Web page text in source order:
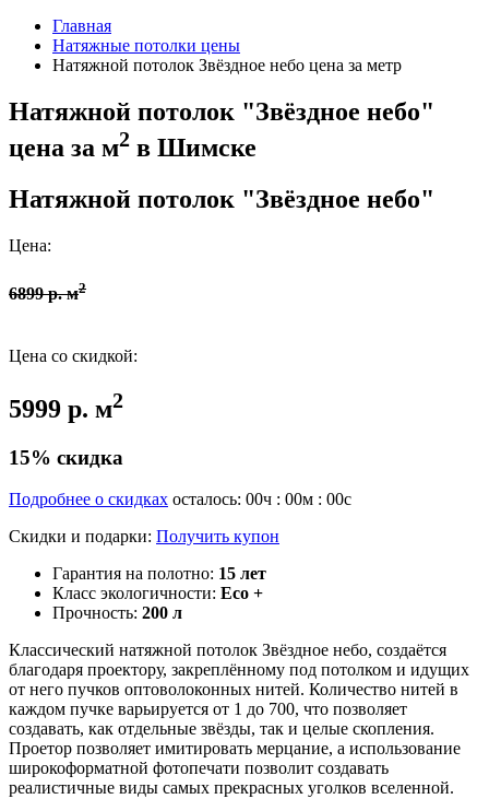
Главная
Натяжные потолки цены
Натяжной потолок Звёздное небо цена за метр
Натяжной потолок "Звёздное небо"
цена за м2 в Шимске
Натяжной потолок "Звёздное небо"
Цена:
6899 р. м2
Цена со скидкой:
5999 р. м2
15% скидка
Подробнее о скидках осталось: 00ч : 00м : 00с
Скидки и подарки: Получить купон
Гарантия на полотно: 15 лет
Класс экологичности: Eco +
Прочность: 200 л
Классический натяжной потолок Звёздное небо, создаётся
благодаря проектору, закреплённому под потолком и идущих
от него пучков оптоволоконных нитей. Количество нитей в
каждом пучке варьируется от 1 до 700, что позволяет
создавать, как отдельные звёзды, так и целые скопления.
Проетор позволяет имитировать мерцание, а использование
широкоформатной фотопечати позволит создавать
реалистичные виды самых прекрасных уголков вселенной.